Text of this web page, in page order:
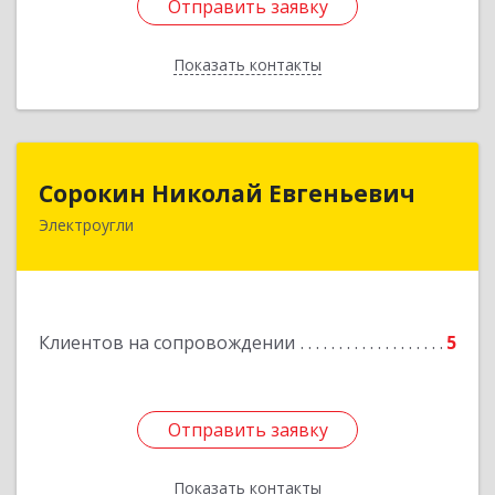
Отправить заявку
Показать контакты
Отправить заявку
Назад
Сорокин Николай Евгеньевич
Электроугли
Клиентов на сопровождении 5
Отправить заявку
Показать контакты
Сорокин Николай Евгеньевич
Отправить заявку
Назад